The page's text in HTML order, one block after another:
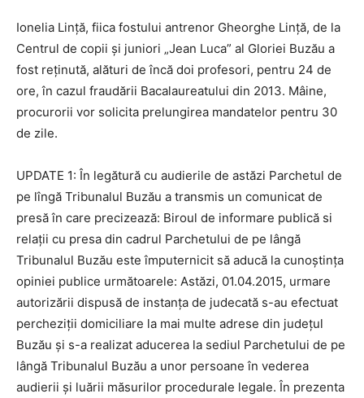
Ionelia Linţă, fiica fostului antrenor Gheorghe Linţă, de la
Centrul de copii şi juniori „Jean Luca” al Gloriei Buzău a
fost reţinută, alături de încă doi profesori, pentru 24 de
ore, în cazul fraudării Bacalaureatului din 2013. Mâine,
procurorii vor solicita prelungirea mandatelor pentru 30
de zile.
UPDATE 1: În legătură cu audierile de astăzi Parchetul de
pe lîngă Tribunalul Buzău a transmis un comunicat de
presă în care precizează: Biroul de informare publică si
relații cu presa din cadrul Parchetului de pe lângă
Tribunalul Buzău este împuternicit să aducă la cunoștința
opiniei publice următoarele: Astăzi, 01.04.2015, urmare
autorizării dispusă de instanța de judecată s-au efectuat
percheziții domiciliare la mai multe adrese din județul
Buzău și s-a realizat aducerea la sediul Parchetului de pe
lângă Tribunalul Buzău a unor persoane în vederea
audierii și luării măsurilor procedurale legale. În prezenta